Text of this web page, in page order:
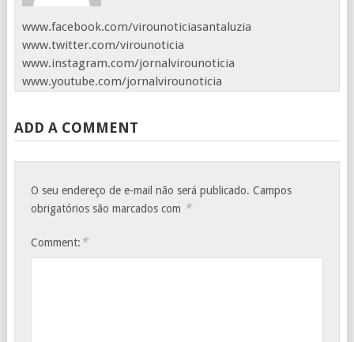
www.facebook.com/virounoticiasantaluzia
www.twitter.com/virounoticia
www.instagram.com/jornalvirounoticia
www.youtube.com/jornalvirounoticia
ADD A COMMENT
O seu endereço de e-mail não será publicado. Campos
obrigatórios são marcados com *
Comment: *